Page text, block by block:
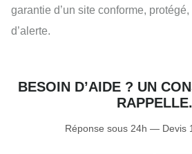
garantie d’un site conforme,
d’alerte.
BESOIN D’AIDE ? UN
RAPPELLE.
Réponse sous 24h — Devis